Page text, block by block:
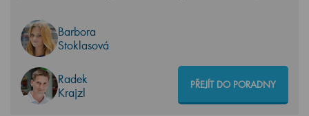
Barbora
Stoklasová
Radek
Krajzl
PŘEJÍT DO PORADNY